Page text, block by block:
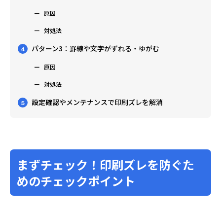
原因
対処法
4 パターン3：罫線や文字がずれる・ゆがむ
原因
対処法
5 設定確認やメンテナンスで印刷ズレを解消
まずチェック！印刷ズレを防ぐた
めのチェックポイント